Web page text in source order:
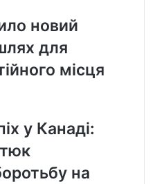
новий
для
місця
у Канаді:
на